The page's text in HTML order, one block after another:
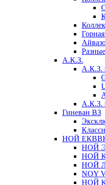
Разные
А.К.З.
А.К.З.
А.К.З.
Гиневан ВЗ
НОЙ
НОЙ
НОЙ
НОЙ
NOY
НОЙ